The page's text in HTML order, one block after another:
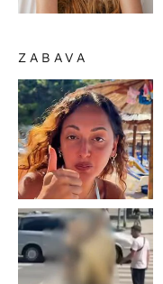
ZABAVA